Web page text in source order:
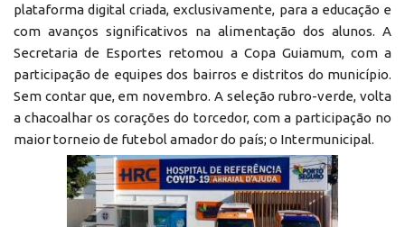
plataforma digital criada, exclusivamente, para a educação e
com avanços significativos na alimentação dos alunos. A
Secretaria de Esportes retomou a Copa Guiamum, com a
participação de equipes dos bairros e distritos do município.
Sem contar que, em novembro. A seleção rubro-verde, volta
a chacoalhar os corações do torcedor, com a participação no
maior torneio de futebol amador do país; o Intermunicipal.